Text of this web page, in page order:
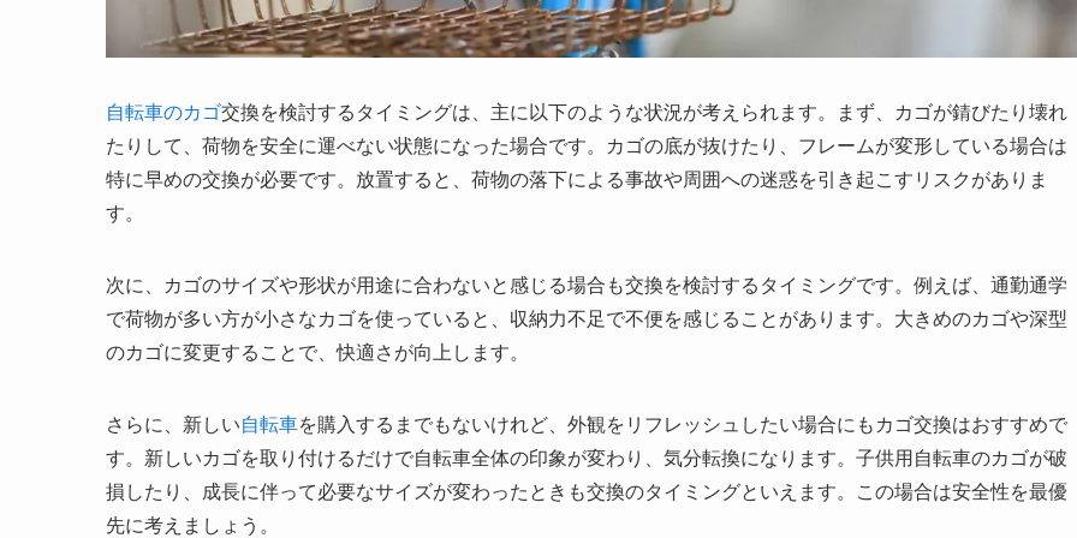
自転車のカゴ交換を検討するタイミングは、主に以下のような状況が考えられます。まず、カゴが錆びたり壊れ
たりして、荷物を安全に運べない状態になった場合です。カゴの底が抜けたり、フレームが変形している場合は
特に早めの交換が必要です。放置すると、荷物の落下による事故や周囲への迷惑を引き起こすリスクがありま
す。
次に、カゴのサイズや形状が用途に合わないと感じる場合も交換を検討するタイミングです。例えば、通勤通学
で荷物が多い方が小さなカゴを使っていると、収納力不足で不便を感じることがあります。大きめのカゴや深型
のカゴに変更することで、快適さが向上します。
さらに、新しい自転車を購入するまでもないけれど、外観をリフレッシュしたい場合にもカゴ交換はおすすめで
す。新しいカゴを取り付けるだけで自転車全体の印象が変わり、気分転換になります。子供用自転車のカゴが破
損したり、成長に伴って必要なサイズが変わったときも交換のタイミングといえます。この場合は安全性を最優
先に考えましょう。